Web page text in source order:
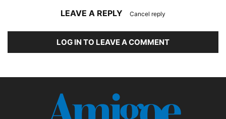
LEAVE A REPLY Cancel reply
LOG IN TO LEAVE A COMMENT